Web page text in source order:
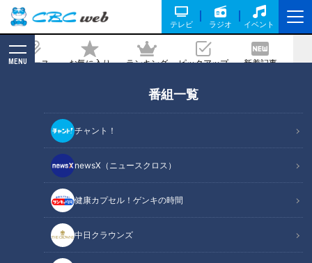
テレビ ラジオ イベント
ニュース お気に入り ランキング ピックアップ 新着記事
MENU
番組一覧
チャント！
newsX（ニュースクロス）
健康カプセル！ゲンキの時間
中日クラウンズ
2019/09/22 07:30